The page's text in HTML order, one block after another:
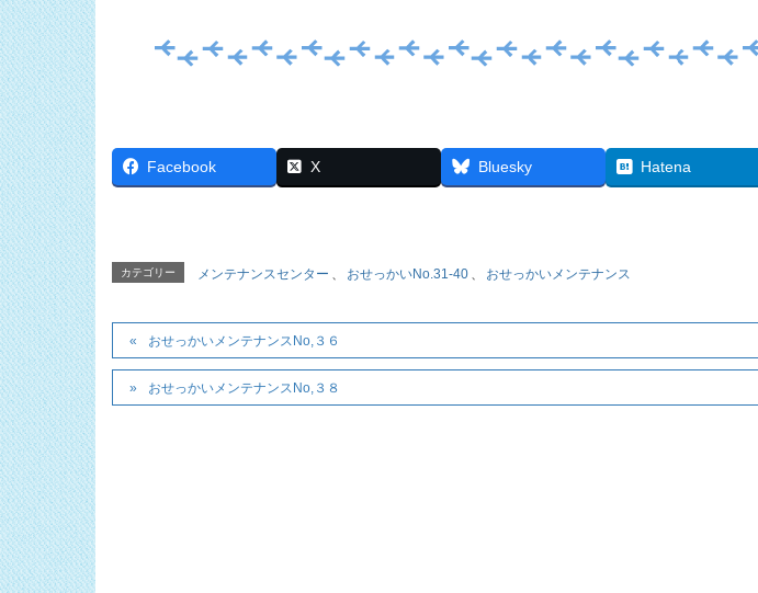
Facebook X Bluesky Hatena
カテゴリー メンテナンスセンター 、 おせっかいNo.31-40 、 おせっかいメンテナンス
おせっかいメンテナンスNo,３６
おせっかいメンテナンスNo,３８